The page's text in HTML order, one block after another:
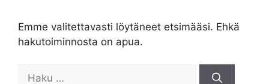
Emme valitettavasti löytäneet etsimääsi. Ehkä
hakutoiminnosta on apua.
Haku: